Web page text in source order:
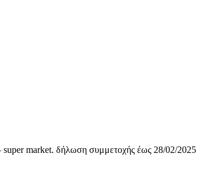
super market. δήλωση συμμετοχής έως 28/02/2025